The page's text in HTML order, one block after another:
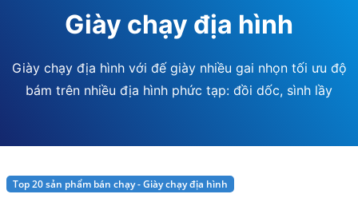
Giày chạy địa hình
Giày chạy địa hình với đế giày nhiều gai nhọn tối ưu độ
bám trên nhiều địa hình phức tạp: đồi dốc, sình lầy
Top 20 sản phẩm bán chạy - Giày chạy địa hình